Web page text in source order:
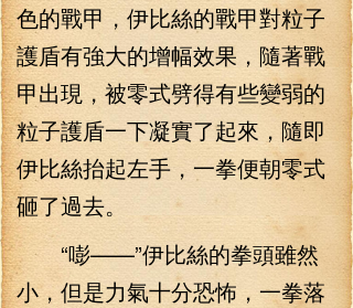
色的戰甲，伊比絲的戰甲對粒子
護盾有強大的增幅效果，隨著戰
甲出現，被零式劈得有些變弱的
粒子護盾一下凝實了起來，隨即
伊比絲抬起左手，一拳便朝零式
砸了過去。
“嘭——”伊比絲的拳頭雖然
小，但是力氣十分恐怖，一拳落